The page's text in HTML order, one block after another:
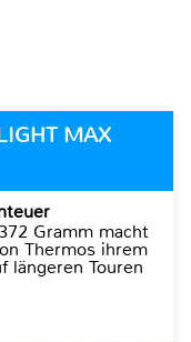
MAX
Gramm macht
Thermos ihrem
längeren Touren